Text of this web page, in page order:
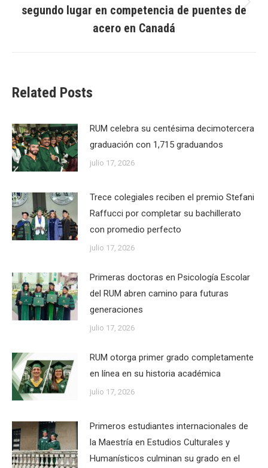
Next
post:
segundo lugar en competencia de puentes de
acero en Canadá
Related Posts
RUM celebra su centésima decimotercera
graduación con 1,715 graduandos
julio 17, 2026
Trece colegiales reciben el premio Stefani
Raffucci por completar su bachillerato
con promedio perfecto
julio 17, 2026
Primeras doctoras en Psicología Escolar
del RUM abren camino para futuras
generaciones
julio 17, 2026
RUM otorga primer grado completamente
en línea en su historia académica
julio 17, 2026
Primeros estudiantes internacionales de
la Maestría en Estudios Culturales y
Humanísticos culminan su grado en el